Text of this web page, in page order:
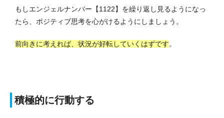
もしエンジェルナンバー【1122】を繰り返し見るようになっ
たら、ポジティブ思考を心がけるようにしましょう。
前向きに考えれば、状況が好転していくはずです。
積極的に行動する